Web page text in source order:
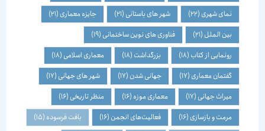
نمای شهری(22) شهر های باستانی(21) جایزه معماری(21)
بین الملل(21) فناوری های نوین ساختمانی(19)
رونمایی از کتاب(18) بزرگداشت(18) معماری اسلامی(18)
گفتمان معماری(17) جهانی شدن(17) شهر های جهانی(17)
میراث جهانی(17) معماری موزه(16) منظر تاریخی(16)
مرمت و بازسازی(16) فعالیت‌های انجمن(16) بافت فرسوده(15)